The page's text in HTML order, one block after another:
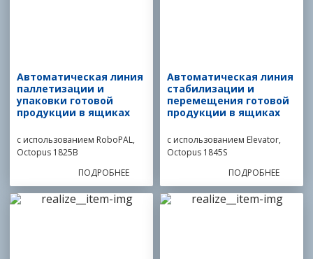
Автоматическая линия
паллетизации и
упаковки готовой
продукции в ящиках
с использованием RoboPAL,
Octopus 1825B
ПОДРОБНЕЕ
Автоматическая линия
стабилизации и
перемещения готовой
продукции в ящиках
с использованием Elevator,
Octopus 1845S
ПОДРОБНЕЕ